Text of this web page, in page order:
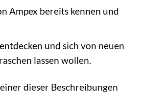
Ampex bereits kennen und
und sich von neuen
lassen wollen.
dieser Beschreibungen